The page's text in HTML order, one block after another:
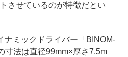
させているのが特徴だとい
ナミックドライバー「BINOM-
寸法は直径99mm×厚さ7.5m